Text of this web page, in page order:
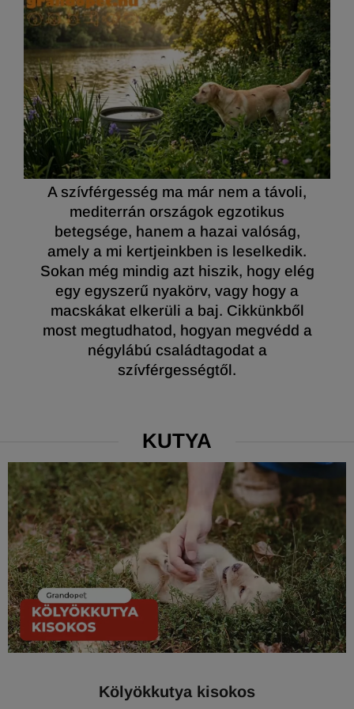
A szívférgesség ma már nem a távoli,
mediterrán országok egzotikus
betegsége, hanem a hazai valóság,
amely a mi kertjeinkben is leselkedik.
Sokan még mindig azt hiszik, hogy elég
egy egyszerű nyakörv, vagy hogy a
macskákat elkerüli a baj. Cikkünkből
most megtudhatod, hogyan megvédd a
négylábú családtagodat a
szívférgességtől.
KUTYA
Kölyökkutya kisokos